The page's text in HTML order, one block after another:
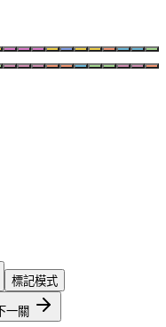
標記模式
下一關